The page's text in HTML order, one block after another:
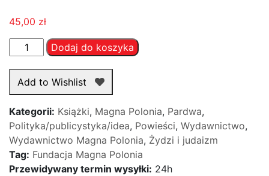
45,00 zł
ilość
Złoto
–
Hugo
Dodaj do koszyka
Add to Wishlist
Kategorii: Książki, Magna Polonia, Pardwa,
Polityka/publicystyka/idea, Powieści, Wydawnictwo,
Wydawnictwo Magna Polonia, Żydzi i judaizm
Tag: Fundacja Magna Polonia
Przewidywany termin wysyłki: 24h